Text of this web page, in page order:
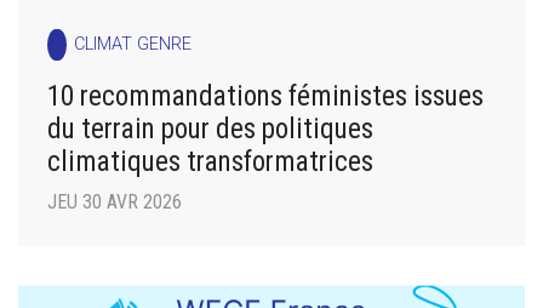
CLIMAT GENRE
10 recommandations féministes issues
du terrain pour des politiques
climatiques transformatrices
JEU 30 AVR 2026